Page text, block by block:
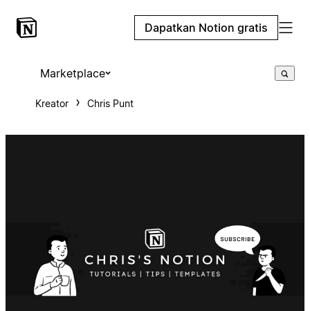
Dapatkan Notion gratis
Marketplace
Kreator Chris Punt